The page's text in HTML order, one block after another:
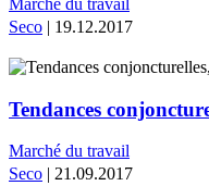
Marché du travail
Seco | 19.12.2017
Tendances
Marché du travail
Seco | 21.09.2017